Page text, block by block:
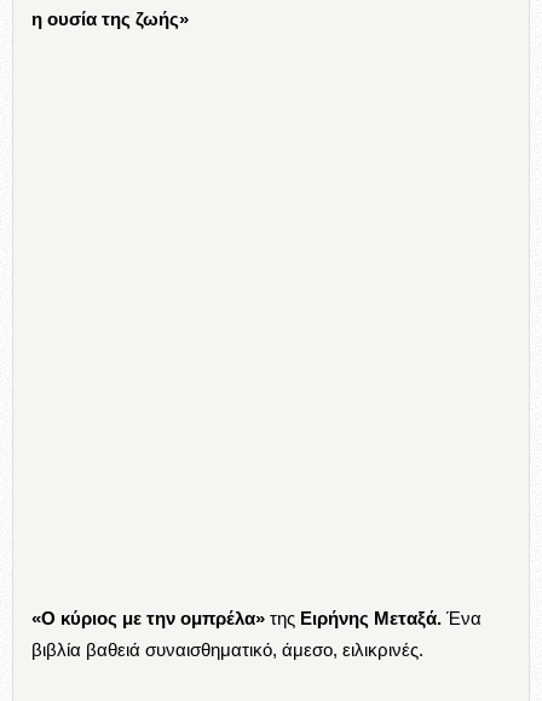
η ουσία της ζωής»
«Ο κύριος με την ομπρέλα» της Ειρήνης Μεταξά. Ένα
βιβλία βαθειά συναισθηματικό, άμεσο, ειλικρινές.